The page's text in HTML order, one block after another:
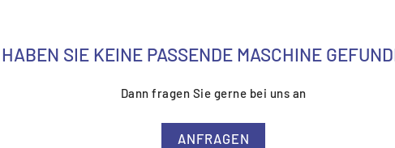
HABEN SIE KEINE PASSENDE MASCHINE
Dann fragen Sie gerne bei uns an
ANFRAGEN